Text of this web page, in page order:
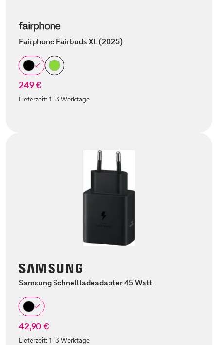
Fairphone Fairbuds XL (2025)
249 €
Lieferzeit:1-3 Werktage
Samsung Schnellladeadapter 45 Watt
42,90 €
Lieferzeit:1-3 Werktage